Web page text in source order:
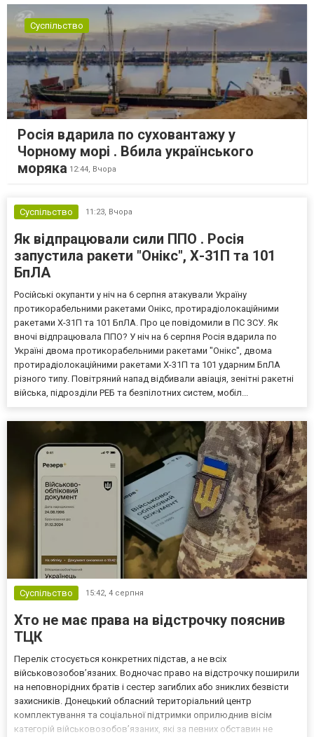
Суспільство
Росія вдарила по суховантажу у
Чорному морі . Вбила українського
моряка 12:44, Вчора
Суспільство 11:23, Вчора
Як відпрацювали сили ППО . Росія
запустила ракети "Онікс", Х-31П та 101
БпЛА
Російські окупанти у ніч на 6 серпня атакували Україну
протикорабельними ракетами Онікс, протирадіолокаційними
ракетами Х-31П та 101 БпЛА. Про це повідомили в ПС ЗСУ. Як
вночі відпрацювала ППО? У ніч на 6 серпня Росія вдарила по
Україні двома протикорабельними ракетами "Онікс", двома
протирадіолокаційними ракетами Х-31П та 101 ударним БпЛА
різного типу. Повітряний напад відбивали авіація, зенітні ракетні
війська, підрозділи РЕБ та безпілотних систем, мобіл...
Суспільство 15:42, 4 серпня
Хто не має права на відстрочку пояснив
ТЦК
Перелік стосується конкретних підстав, а не всіх
військовозобов’язаних. Водночас право на відстрочку поширили
на неповнорідних братів і сестер загиблих або зниклих безвісти
захисників. Донецький обласний територіальний центр
комплектування та соціальної підтримки оприлюднив вісім
категорій військовозобов’язаних, які за певних обставин не